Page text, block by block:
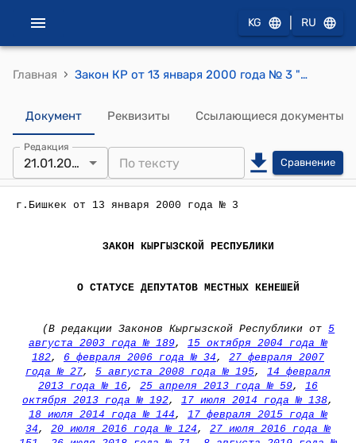
KG RU
Главная › Закон КР от 13 января 2000 года № 3 "О статусе депутатов местных кенешей"
Документ Реквизиты Ссылающиеся документы
Редакция
21.01.2025 Сравнение